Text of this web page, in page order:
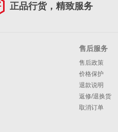
正品行货，精致服务
售后服务
售后政策
价格保护
退款说明
返修/退换货
取消订单